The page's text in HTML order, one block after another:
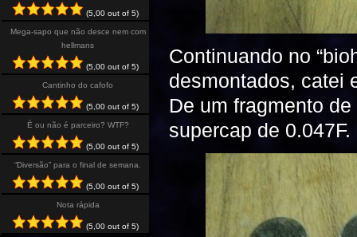
Continuando no
desmontados, catei
De um fragmento
supercap de 0.047F.
(5,00 out of 5)
Mega-sapo que não desce nem com
hellmans
(5,00 out of 5)
Cantinho do cafofo
(5,00 out of 5)
É ou não é parceiro? WTF?
(5,00 out of 5)
“Diversão” para o final de semana.
(5,00 out of 5)
Nota rápida
(5,00 out of 5)